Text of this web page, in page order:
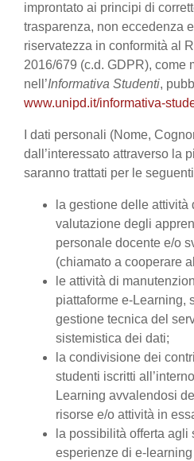
improntato ai principi di
trasparenza, non eccedenza
riservatezza in conformità al
2016/679 (c.d. GDPR), come
nell’Informativa Studenti,
www.unipd.it/informativa-
I dati personali (Nome,
dall’interessato attraverso la
saranno trattati per le
la gestione delle attività
valutazione degli
personale docente e/o
(chiamato a cooperare
le attività di
piattaforme e-Learning,
gestione tecnica del
sistemistica dei dati;
la condivisione dei
studenti iscritti
Learning avvalendosi
risorse e/o attività in
la possibilità offerta
esperienze di e-